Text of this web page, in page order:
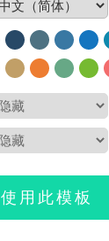
使用此模板